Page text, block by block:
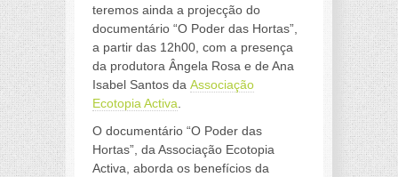
teremos ainda a projecção do
documentário “O Poder das Hortas”,
a partir das 12h00, com a presença
da produtora Ângela Rosa e de Ana
Isabel Santos da Associação
Ecotopia Activa.
O documentário “O Poder das
Hortas”, da Associação Ecotopia
Activa, aborda os benefícios da